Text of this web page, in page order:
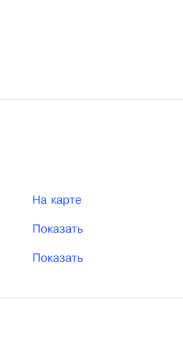
На карте
Показать
Показать